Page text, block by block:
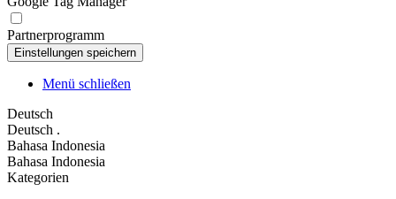
Partnerprogramm
Menü schließen
Deutsch
Deutsch .
Bahasa Indonesia
Bahasa Indonesia
Kategorien